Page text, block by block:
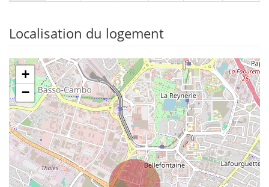
Localisation du logement
+
−